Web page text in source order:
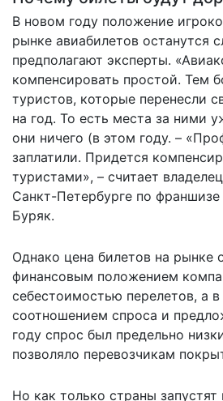
В новом году положение
рынке авиабилетов останутся
предполагают эксперты.
компенсировать простой. Тем
туристов, которые перенесли
на год. То есть места за ними
они ничего (в этом году. –
заплатили. Придется
туристами», – считает
Санкт-Петербурге по
Буряк.
Однако цена билетов на рынке
финансовым положением
себестоимостью перелетов, а
соотношением спроса и
году спрос был предельно
позволяло перевозчикам
Но как только страны